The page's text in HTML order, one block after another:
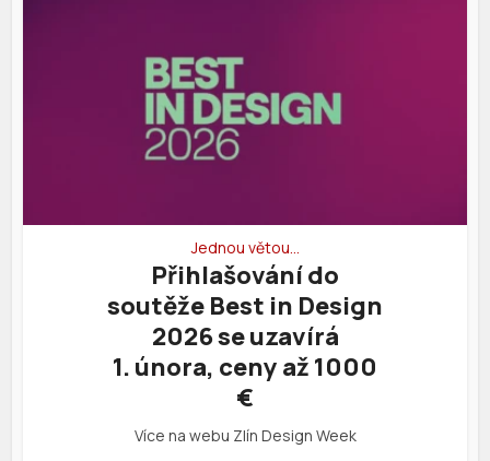
Jednou větou…
Přihlašování do
soutěže Best in Design
2026 se uzavírá
1. února, ceny až 1000
€
Více na webu Zlín Design Week